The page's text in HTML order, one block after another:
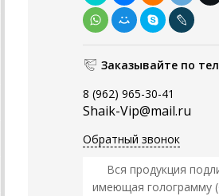
Заказывайте по
8 (962) 965-30-41
Shaik-Vip@mail.ru
Обратный звонок
Вся продукция
имеющая голограмму